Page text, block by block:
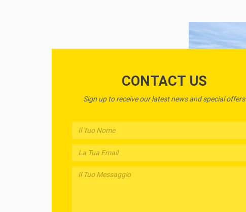
CONTACT US
Sign up to receive our latest news and special offers